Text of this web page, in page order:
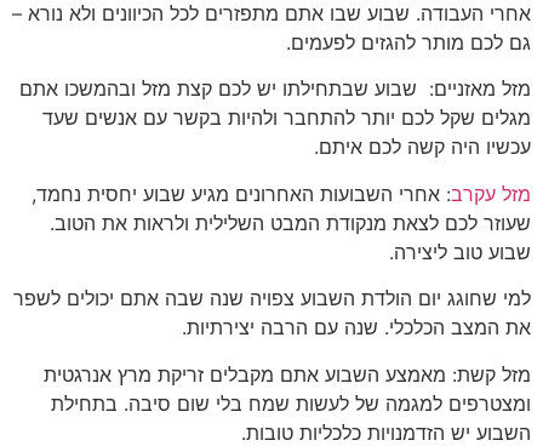
אחרי העבודה. שבוע שבו אתם מתפזרים לכל הכיוונים ולא נורא –
גם לכם מותר להגזים לפעמים.
מזל מאזניים: שבוע שבתחילתו יש לכם קצת מזל ובהמשכו אתם
מגלים שקל לכם יותר להתחבר ולהיות בקשר עם אנשים שעד
עכשיו היה קשה לכם איתם.
מזל עקרב: אחרי השבועות האחרונים מגיע שבוע יחסית נחמד,
שעוזר לכם לצאת מנקודת המבט השלילית ולראות את הטוב.
שבוע טוב ליצירה.
למי שחוגג יום הולדת השבוע צפויה שנה שבה אתם יכולים לשפר
את המצב הכלכלי. שנה עם הרבה יצירתיות.
מזל קשת: מאמצע השבוע אתם מקבלים זריקת מרץ אנרגטית
ומצטרפים למגמה של לעשות שמח בלי שום סיבה. בתחילת
השבוע יש הזדמנויות כלכליות טובות.